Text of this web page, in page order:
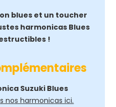
blues et un toucher
harmonicas Blues
!
Suzuki Blues
nos harmonicas ici.